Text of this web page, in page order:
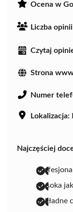
Ocena w
Liczba
Czytaj
Strona
Numer
Lokalizacja:
Najczęściej
wysoka
dokładne